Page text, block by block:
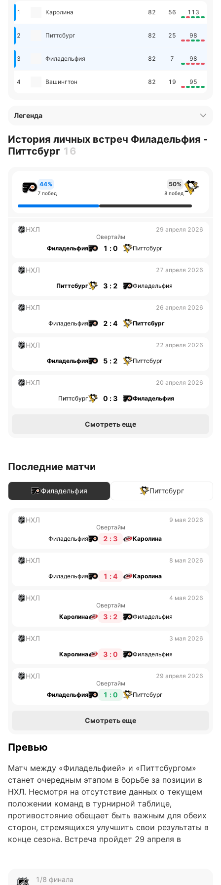
1 Каролина 82 56 113
2 Питтсбург 82 25 98
3 Филадельфия 82 7 98
4 Вашингтон 82 19 95
Легенда
История личных встреч Филадельфия -
Питтсбург 16
44%
7 побед
50%
8 побед
НХЛ
Овертайм
29 апреля 2026
Филадельфия 1 : 0 Питтсбург
НХЛ 27 апреля 2026
Питтсбург 3 : 2 Филадельфия
НХЛ 26 апреля 2026
Филадельфия 2 : 4 Питтсбург
НХЛ 22 апреля 2026
Филадельфия 5 : 2 Питтсбург
НХЛ 20 апреля 2026
Питтсбург 0 : 3 Филадельфия
Смотреть еще
Последние матчи
Филадельфия Питтсбург
НХЛ
Овертайм
9 мая 2026
Филадельфия 2 : 3 Каролина
НХЛ 8 мая 2026
Филадельфия 1 : 4 Каролина
НХЛ
Овертайм
4 мая 2026
Каролина 3 : 2 Филадельфия
НХЛ 3 мая 2026
Каролина 3 : 0 Филадельфия
НХЛ
Овертайм
29 апреля 2026
Филадельфия 1 : 0 Питтсбург
Смотреть еще
Превью
Матч между «Филадельфией» и «Питтсбургом»
станет очередным этапом в борьбе за позиции в
НХЛ. Несмотря на отсутствие данных о текущем
положении команд в турнирной таблице,
противостояние обещает быть важным для обеих
сторон, стремящихся улучшить свои результаты в
конце сезона. Встреча пройдет 29 апреля в
1/8 финала